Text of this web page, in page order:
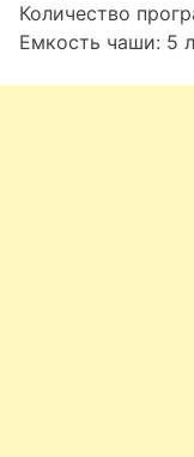
Количество
Емкость чаши: 5 л